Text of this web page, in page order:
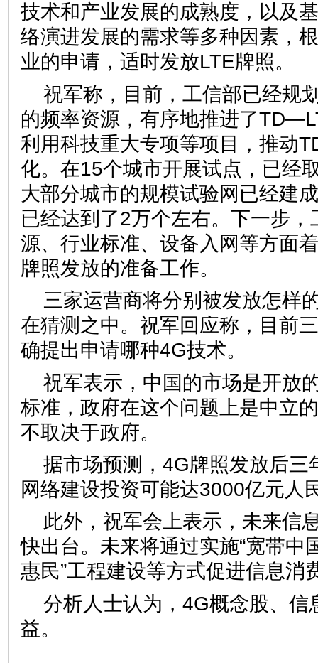
技术和产业发展的成熟度，以及
络演进发展的需求等多种因素，
业的申请，适时发放LTE牌照。
祝军称，目前，工信部已经规
的频率资源，有序地推进了
利用科技重大专项等项目，推动
化。在15个城市开展试点，已经
大部分城市的规模试验网已经建
已经达到了2万个左右。下一步
源、行业标准、设备入网等方面
牌照发放的准备工作。
三家运营商将分别被发放怎样
在猜测之中。祝军回应称，目前
确提出申请哪种4G技术。
祝军表示，中国的市场是开放
标准，政府在这个问题上是中立
不取决于政府。
据市场预测，4G牌照发放后三
网络建设投资可能达3000亿元人
此外，祝军会上表示，未来信
快出台。未来将通过实施“宽带中
惠民”工程建设等方式促进信息消
分析人士认为，4G概念股、信
益。